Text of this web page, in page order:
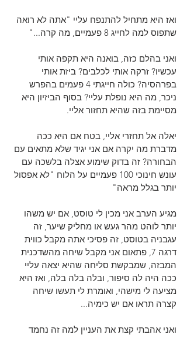
ואז היא מתחיל להתנפח עליי "אתה לא רואה
שתפוס למה לחייג 8 פעמיים, מה קרה..."
ואני בהלם כזה, בואנה היא תקפה אותי
עכשיו? זרקה אותי לכלבים? ביזת אותי
בפרהסיה? כולה חייגתי 4 פעמים בהפרש
ניכר, מה היא נופלת עליי? בסוף הביזיון היא
מסיימת בזה שהיא תחזור אליי.
יאלה אל תחזרי אליי, בטח אם היא ככה
מדברת מה יקרה אם אני יגיד שלא מתאים עם
הבחורה? זה בדוק שימוע אצלה בלשכה עם
עונש חינוכי 100 פעמיים על הלוח "לא אפסול
יותר בגלל מראה"
מגיע הערב אני מכין לי טוסט, אם יש משהו
יותר לוהט מהר געש או מחליק שיער, זה
עגבניה בטוסט, זה פסיכי אתה מקבל כווית
דרגה 7, פתאום אני מקבל שיחה מהשדכנית
המבזה, שמבקשת סליחה שהיא יצאה עליי
ככה היה לה סיפור, ובלה בלה בלה, ואז היא
מציעה לי מישהי, ואומרת לי תעשו שיחה
קצרה תראו אם יש כימיה...
ואני אהבתי קצת את העניין למה זה נחמד